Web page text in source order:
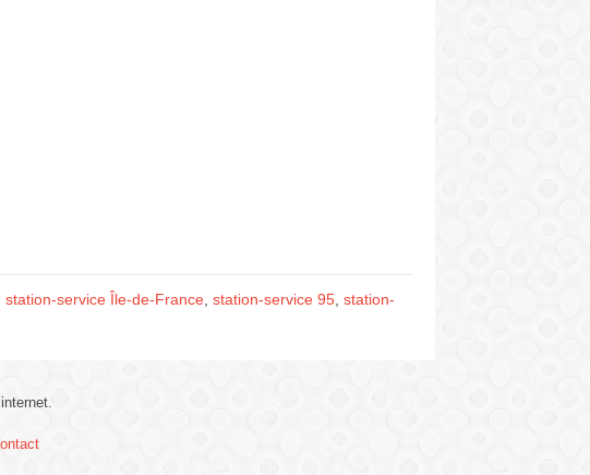
station-service Île-de-France station-service 95 station-